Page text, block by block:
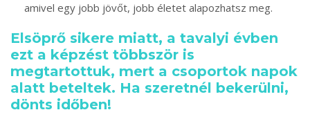
amivel egy jobb jövőt, jobb életet alapozhatsz meg.
Elsöprő sikere miatt, a tavalyi évben
ezt a képzést többször is
megtartottuk, mert a csoportok napok
alatt beteltek. Ha szeretnél bekerülni,
dönts időben!